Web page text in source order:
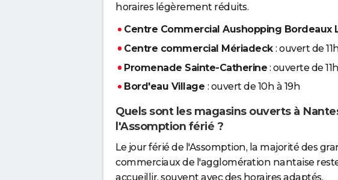
horaires légèrement réduits.
Centre Commercial Aushopping Bordeaux
Centre commercial Mériadeck: ouvert de
Promenade Sainte-Catherine : ouverte de
Bord'eau Village : ouvert de 10h à 19h
Quels sont les magasins ouverts à
l'Assomption férié ?
Le jour férié de l'Assomption, la majorité des
commerciaux de l'agglomération nantaise
accueillir, souvent avec des horaires adaptés.